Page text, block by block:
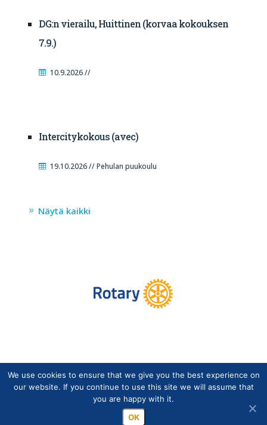
DG:n vierailu, Huittinen (korvaa kokouksen
7.9.)
10.9.2026 //
Intercitykokous (avec)
19.10.2026 // Pehulan puukoulu
Näytä kaikki
Copyright © Suomen Rotarypalvelu ry 2026 |
Jäsentietojärjestelmän tietosuojaseloste|Henkilötietojen
käsittely Rotarytoiminnassa
We use cookies to ensure that we give you the best experience on
our website. If you continue to use this site we will assume that
you are happy with it.
OK